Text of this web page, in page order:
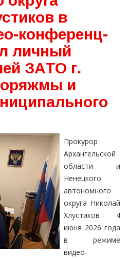
в
конференц-
личный
ЗАТО г.
и
Прокурор
Архангельской
области и
Ненецкого
автономного
округа Николай
Хлустиков 4
июня 2026 года
в режиме
видео-